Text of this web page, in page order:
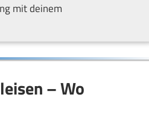
mit deinem
– Wo